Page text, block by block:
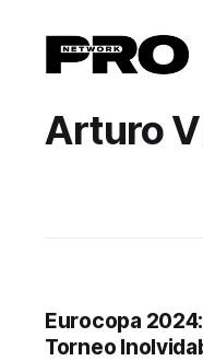
Arturo
Eurocopa
Torneo